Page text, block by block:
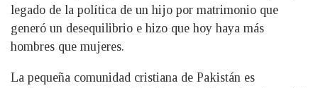
legado de la política de un hijo por matrimonio que
generó un desequilibrio e hizo que hoy haya más
hombres que mujeres.
La pequeña comunidad cristiana de Pakistán es